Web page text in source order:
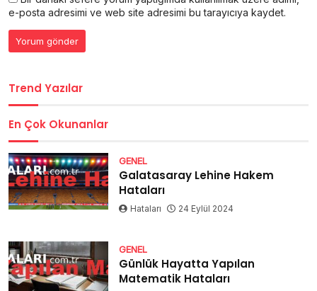
e-posta adresimi ve web site adresimi bu tarayıcıya kaydet.
Trend Yazılar
En Çok Okunanlar
GENEL
Galatasaray Lehine Hakem
Hataları
Hataları 24 Eylül 2024
GENEL
Günlük Hayatta Yapılan
Matematik Hataları